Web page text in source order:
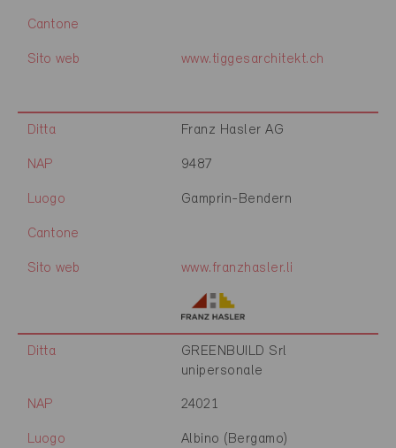
Cantone
Sito web www.tiggesarchitekt.ch
Ditta Franz Hasler AG
NAP 9487
Luogo Gamprin-Bendern
Cantone
Sito web www.franzhasler.li
Ditta
GREENBUILD Srl
unipersonale
NAP 24021
Luogo Albino (Bergamo)